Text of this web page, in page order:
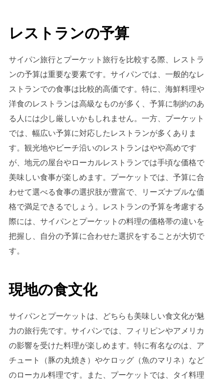
レストランの予算
サイパン旅行とプーケット旅行を比較する際、レストラ
ンの予算は重要な要素です。サイパンでは、一般的なレ
ストランでの食事は比較的高価です。特に、海鮮料理や
洋食のレストランは高級なものが多く、予算に制約のあ
る人には少し厳しいかもしれません。一方、プーケット
では、幅広い予算に対応したレストランが多くありま
す。観光地やビーチ沿いのレストランはやや高めです
が、地元の屋台やローカルレストランでは手頃な価格で
美味しい食事が楽しめます。プーケットでは、予算に合
わせて選べる食事の選択肢が豊富で、リーズナブルな価
格で満足できるでしょう。レストランの予算を考慮する
際には、サイパンとプーケットの料理の価格帯の違いを
把握し、自分の予算に合わせた選択をすることが大切で
す。
現地の食文化
サイパンとプーケットは、どちらも美味しい食文化が魅
力の旅行先です。サイパンでは、フィリピンやアメリカ
の影響を受けた料理が楽しめます。特に有名なのは、ア
チュート（豚の丸焼き）やケロッグ（魚のマリネ）など
のローカル料理です。また、プーケットでは、タイ料理